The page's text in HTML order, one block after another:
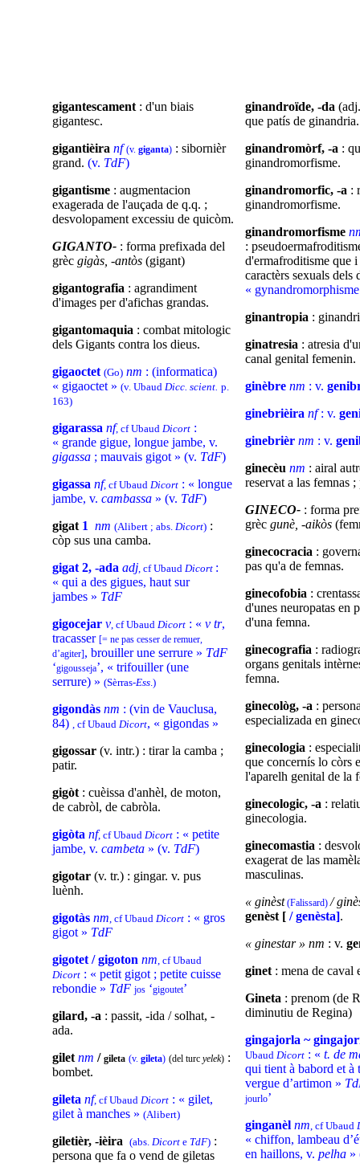
gigantescament : d'un biais
gigantesc.
gigantièira nf(v. giganta) : sibornièr
grand. (v. TdF)
gigantisme : augmentacion
exagerada de l'auçada de q.q. ;
desvolopament excessiu de quicòm.
GIGANTO- : forma prefixada del
grèc gigàs, -antòs (gigant)
gigantografia : agrandiment
d'images per d'afichas grandas.
gigantomaquia : combat mitologic
dels Gigants contra los dieus.
gigaoctet (Go) nm : (informatica)
« gigaoctet » (v. Ubaud Dicc. scient. p.
163)
gigarassa nf, cf Ubaud Dicort :
« grande gigue, longue jambe, v.
gigassa ; mauvais gigot » (v. TdF)
gigassa nf, cf Ubaud Dicort : « longue
jambe, v. cambassa » (v. TdF)
gigat 1 nm (Alibert ; abs. Dicort) :
còp sus una camba.
gigat 2, -ada adj, cf Ubaud Dicort :
« qui a des gigues, haut sur
jambes » TdF
gigocejar v, cf Ubaud Dicort : « v tr,
tracasser [= ne pas cesser de remuer,
d’agiter], brouiller une serrure » TdF
‘gigousseja’, « trifouiller (une
serrure) » (Sèrras-Ess.)
gigondàs nm : (vin de Vauclusa,
84) , cf Ubaud Dicort, « gigondas »
gigossar (v. intr.) : tirar la camba ;
patir.
gigòt : cuèissa d'anhèl, de moton,
de cabròl, de cabròla.
gigòta nf, cf Ubaud Dicort : « petite
jambe, v. cambeta » (v. TdF)
gigotar (v. tr.) : gingar. v. pus
luènh.
gigotàs nm, cf Ubaud Dicort : « gros
gigot » TdF
gigotet / gigoton nm, cf Ubaud
Dicort : « petit gigot ; petite cuisse
rebondie » TdF jos ‘gigoutet’
gilard, -a : passit, -ida / solhat, -
ada.
gilet nm / gileta (v. gileta) (del turc yelek) :
bombet.
gileta nf, cf Ubaud Dicort : « gilet,
gilet à manches » (Alibert)
giletièr, -ièira (abs. Dicort e TdF) :
persona que fa o vend de giletas
ginandroïde, -da
que patís de ginandria.
ginandromòrf, -a :
ginandromorfisme.
ginandromorfic, -a :
ginandromorfisme.
ginandromorfisme
:
d'ermafroditisme que i
caractèrs sexuals dels
«
ginantropia :
ginatresia : atresia
canal genital femenin.
ginèbre nm : v.
ginebrièira nf: v.
ginebrièr nm : v.
ginecèu nm : airal
reservat a las femnas
GINECO- : forma
grèc gunè, -aikòs
ginecocracia :
pas qu'a de femnas.
ginecofobia :
d'unes neuropatas en
d'una femna.
ginecografia :
organs genitals
femna.
ginecològ, -a :
especializada en
ginecologia :
que concernís lo còrs
l'aparelh genital de la
ginecologic, -a :
ginecologia.
ginecomastia :
exagerat de las
masculinas.
« ginèst (Falissard) /
genèst [ / genèsta].
« ginestar » nm : v.
ginet : mena de caval
Gineta : prenom (de
diminutiu de Regina)
gingajorla ~
Ubaud Dicort : « t. de
qui tient à babord et à
vergue d’artimon »
jourlo’
ginganèl nm, cf Ubaud
« chiffon, lambeau
en haillons, v. pelha »